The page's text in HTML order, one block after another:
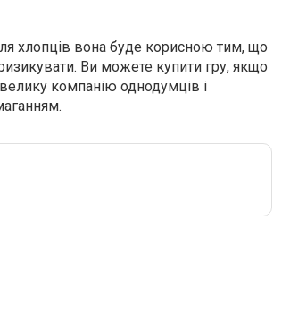
хлопців вона буде корисною тим, що
Ви можете купити гру, якщо
компанію однодумців і